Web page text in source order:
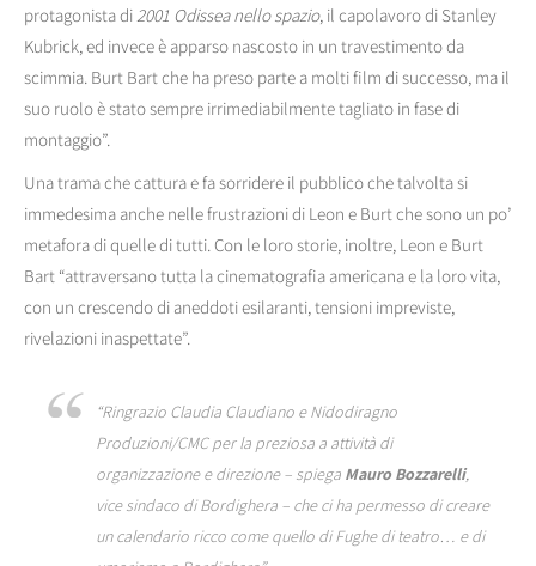
protagonista di2001 Odissea nello spazio, il capolavoro di Stanley
Kubrick, ed invece è apparso nascosto in un travestimento da
scimmia. Burt Bart che ha preso parte a molti film di successo, ma il
suo ruolo è stato sempre irrimediabilmente tagliato in fase di
montaggio”.
Una trama che cattura e fa sorridere il pubblico che talvolta si
immedesima anche nelle frustrazioni di Leon e Burt che sono un po’
metafora di quelle di tutti. Con le loro storie, inoltre, Leon e Burt
Bart “attraversano tutta la cinematografia americana e la loro vita,
con un crescendo di aneddoti esilaranti, tensioni impreviste,
rivelazioni inaspettate”.
“Ringrazio Claudia Claudiano e Nidodiragno
Produzioni/CMC per la preziosa a attività di
organizzazione e direzione – spiega Mauro Bozzarelli,
vice sindaco di Bordighera – che ci ha permesso di creare
un calendario ricco come quello diFughe di teatro… e di